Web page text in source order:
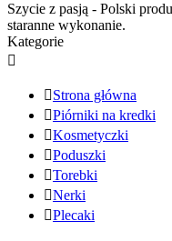
Szycie z pasją - Polski
staranne wykonanie.
Kategorie

Strona główna
Piórniki na kredki
Kosmetyczki
Poduszki
Torebki
Nerki
Plecaki